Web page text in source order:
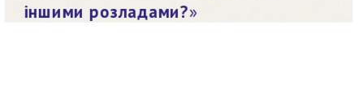
іншими розладами?»